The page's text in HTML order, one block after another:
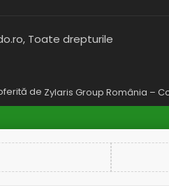
Toate drepturile
de Zylaris Group România –